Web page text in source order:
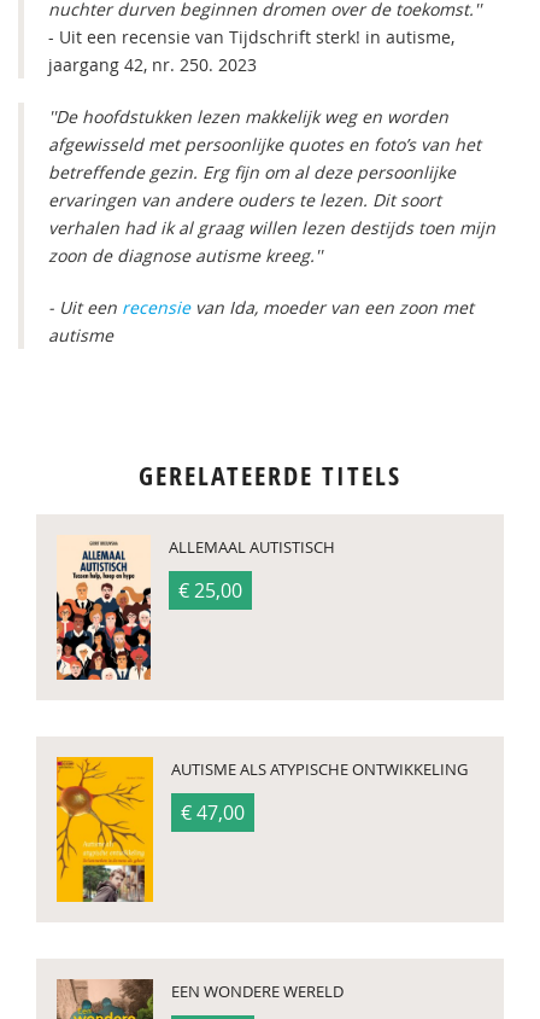
nuchter durven beginnen dromen over de toekomst.''
- Uit een recensie van Tijdschrift sterk! in autisme,
jaargang 42, nr. 250. 2023
''De hoofdstukken lezen makkelijk weg en worden
afgewisseld met persoonlijke quotes en foto’s van het
betreffende gezin. Erg fijn om al deze persoonlijke
ervaringen van andere ouders te lezen. Dit soort
verhalen had ik al graag willen lezen destijds toen mijn
zoon de diagnose autisme kreeg.''
- Uit een recensievan Ida, moeder van een zoon met
autisme
GERELATEERDE TITELS
ALLEMAAL AUTISTISCH
€ 25,00
AUTISME ALS ATYPISCHE ONTWIKKELING
€ 47,00
EEN WONDERE WERELD